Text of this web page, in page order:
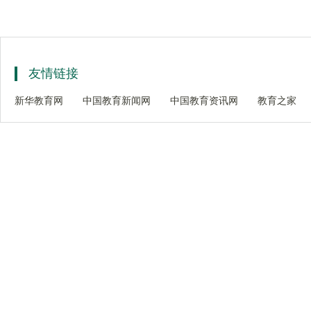
友情链接
新华教育网 中国教育新闻网 中国教育资讯网 教育之家